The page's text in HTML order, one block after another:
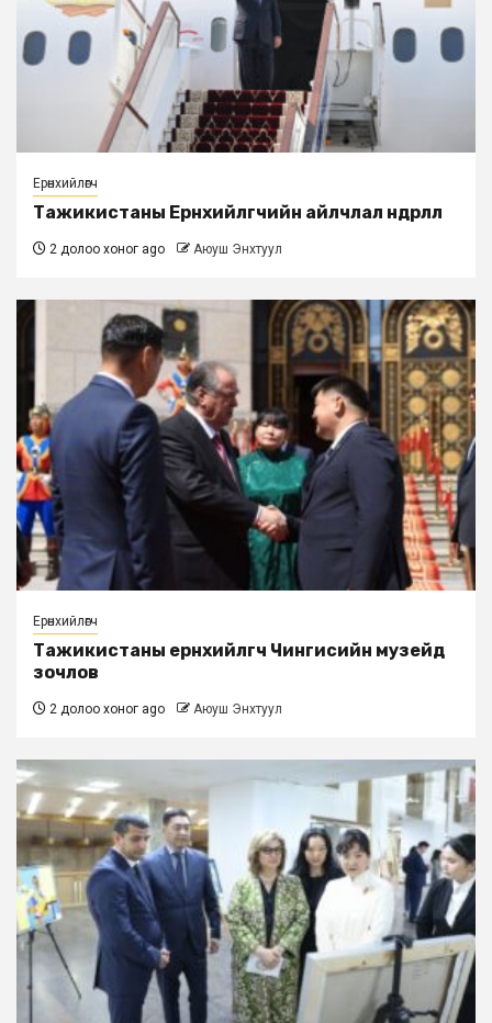
Ерөнхийлөгч
Тажикистаны Ерөнхийлөгчийн айлчлал өндөрлөлөө
2 долоо хоног ago Аюуш Энхтуул
Ерөнхийлөгч
Тажикистаны ерөнхийлөгч Чингисийн музейд
зочлов
2 долоо хоног ago Аюуш Энхтуул